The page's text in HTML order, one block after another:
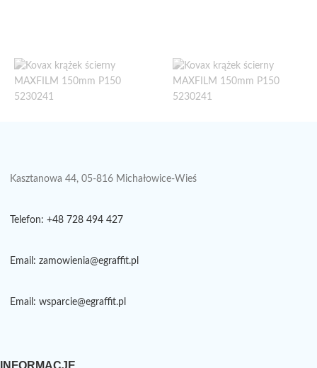
Kasztanowa 44, 05-816 Michałowice-Wieś
Telefon: +48 728 494 427
Email: zamowienia@egraffit.pl
Email: wsparcie@egraffit.pl